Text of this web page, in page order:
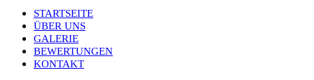
STARTSEITE
ÜBER UNS
GALERIE
BEWERTUNGEN
KONTAKT